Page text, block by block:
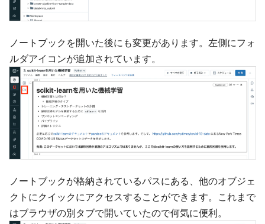
ノートブックを開いた後にも変更があります。左側にフォ
ルダアイコンが追加されています。
ノートブックが格納されているパスにある、他のオブジェ
クトにクイックにアクセスすることができます。これまで
はブラウザの別タブで開いていたので何気に便利。